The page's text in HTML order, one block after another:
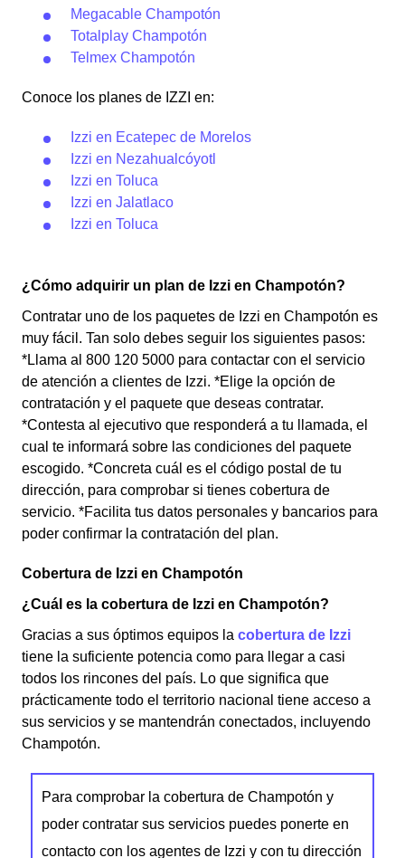
Megacable Champotón
Totalplay Champotón
Telmex Champotón
Conoce los planes de IZZI en:
Izzi en Ecatepec de Morelos
Izzi en Nezahualcóyotl
Izzi en Toluca
Izzi en Jalatlaco
Izzi en Toluca
¿Cómo adquirir un plan de Izzi en Champotón?
Contratar uno de los paquetes de Izzi en Champotón es
muy fácil. Tan solo debes seguir los siguientes pasos:
*Llama al 800 120 5000 para contactar con el servicio
de atención a clientes de Izzi. *Elige la opción de
contratación y el paquete que deseas contratar.
*Contesta al ejecutivo que responderá a tu llamada, el
cual te informará sobre las condiciones del paquete
escogido. *Concreta cuál es el código postal de tu
dirección, para comprobar si tienes cobertura de
servicio. *Facilita tus datos personales y bancarios para
poder confirmar la contratación del plan.
Cobertura de Izzi en Champotón
¿Cuál es la cobertura de Izzi en Champotón?
Gracias a sus óptimos equipos la cobertura de Izzi
tiene la suficiente potencia como para llegar a casi
todos los rincones del país. Lo que significa que
prácticamente todo el territorio nacional tiene acceso a
sus servicios y se mantendrán conectados, incluyendo
Champotón.
Para comprobar la cobertura de Champotón y
poder contratar sus servicios puedes ponerte en
contacto con los agentes de Izzi y con tu dirección